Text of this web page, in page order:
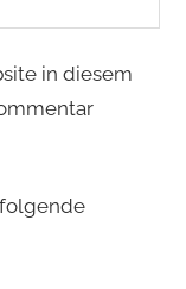
in diesem